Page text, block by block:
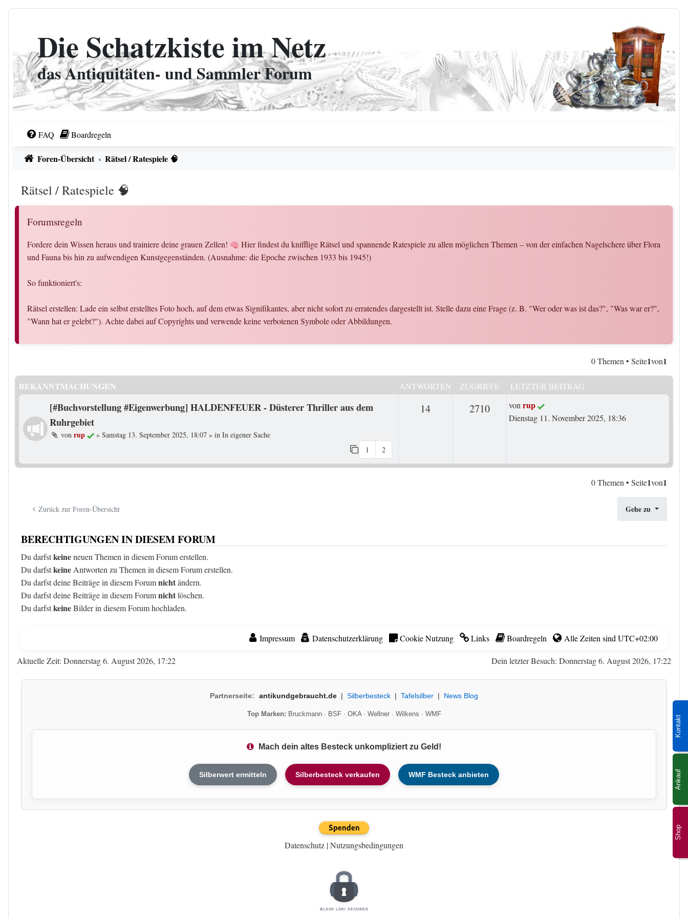
Shop
Kontakt
Ankauf
Zum Inhalt
Die Schatzkiste im Netz
das Antiquitäten- und Sammler Forum
FAQ Boardregeln
Foren-Übersicht Rätsel / Ratespiele 🧠
Rätsel / Ratespiele 🧠
Forumsregeln
Fordere dein Wissen heraus und trainiere deine grauen Zellen!
Hier findest du knifflige Rätsel und spannende Ratespiele zu allen möglichen Themen – von der einfachen Nagelschere über Flora
und Fauna bis hin zu aufwendigen Kunstgegenständen. (Ausnahme: die Epoche zwischen 1933 bis 1945!)
So funktioniert's:
Rätsel erstellen: Lade ein selbst erstelltes Foto hoch, auf dem etwas Signifikantes, aber nicht sofort zu erratendes dargestellt ist. Stelle dazu eine Frage (z. B. "Wer oder was ist das?", "Was war er?",
"Wann hat er gelebt?"). Achte dabei auf Copyrights und verwende keine verbotenen Symbole oder Abbildungen.
0 Themen • Seite1von1
BEKANNTMACHUNGEN ANTWORTEN ZUGRIFFE LETZTER BEITRAG
[#Buchvorstellung #Eigenwerbung] HALDENFEUER - Düsterer Thriller aus dem
Ruhrgebiet
von rup » Samstag 13. September 2025, 18:07 » in In eigener Sache
1
2
14Antworten2710ZugriffeLetzter Beitrag
vonrup
Dienstag 11. November 2025, 18:36
0 Themen • Seite1von1
Zurück zur Foren-Übersicht Gehe zu
BERECHTIGUNGEN IN DIESEM FORUM
Du darfstkeineneuen Themen in diesem Forum erstellen.
Du darfstkeine Antworten zu Themen in diesem Forum erstellen.
Du darfst deine Beiträge in diesem Forumnichtändern.
Du darfst deine Beiträge in diesem Forumnichtlöschen.
Du darfstkeineBilder in diesem Forum hochladen.
Impressum Datenschutzerklärung Cookie Nutzung Links Boardregeln Alle Zeiten sindUTC+02:00
Dein letzter Besuch: Donnerstag 6. August 2026, 17:22
Aktuelle Zeit: Donnerstag 6. August 2026, 17:22
Partnerseite: antikundgebraucht.de | Silberbesteck | Tafelsilber | News Blog
Top Marken: Bruckmann· BSF· OKA· Wellner· Wilkens · WMF
Mach dein altes Besteck unkompliziert zu Geld!
Silberwert ermitteln Silberbesteck verkaufen WMF Besteck anbieten
Datenschutz |Nutzungsbedingungen
BLACK LOKI SECURED